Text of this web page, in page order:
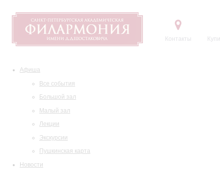
Контакты
Афиша
Все события
Большой зал
Малый зал
Лекции
Экскурсии
Пушкинская карта
Новости